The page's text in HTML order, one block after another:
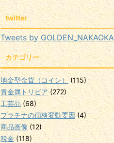
twitter
Tweets by GOLDEN_NAKAOKA
カテゴリー
地金型金貨（コイン）
(115)
貴金属トリビア(272)
工芸品 (68)
プラチナの価格変動要因 (4)
商品画像 (12)
税金 (118)